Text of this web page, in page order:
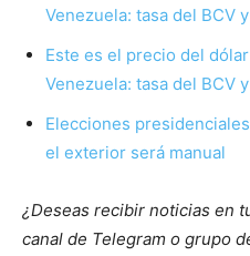
Venezuela: tasa del BCV
Este es el precio del
Venezuela: tasa del BCV
Elecciones
el exterior será manual
¿Deseas recibir noticias en
canal de Telegram o grupo